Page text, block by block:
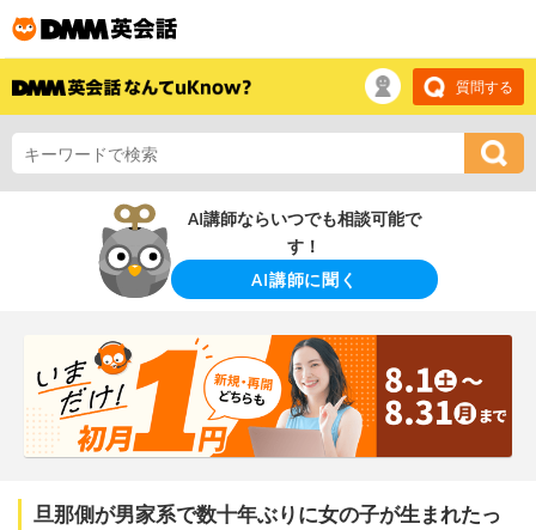
質問する
AI講師ならいつでも相談可能で
す！
AI講師に聞く
旦那側が男家系で数十年ぶりに女の子が生まれたっ